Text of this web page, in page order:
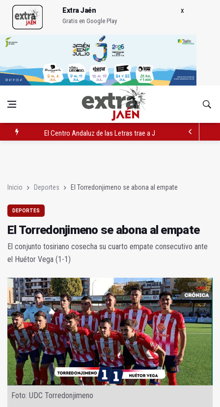
Extra Jaén
Gratis en Google Play
El Centro Andaluz de las Letras trae a Jaén al filósofo Omar
Inicio Deportes El Torredonjimeno se abona al empate
DEPORTES
El Torredonjimeno se abona al empate
El conjunto tosiriano cosecha su cuarto empate consecutivo ante
el Huétor Vega (1-1)
Foto: UDC Torredonjimeno